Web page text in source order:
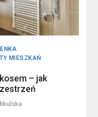
MIESZKAŃ
– jak